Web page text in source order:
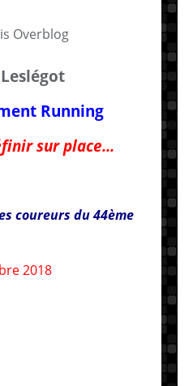
Overblog
Running
sur place...
coureurs du 44ème